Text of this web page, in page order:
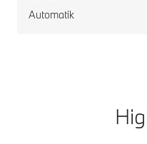
Automatik